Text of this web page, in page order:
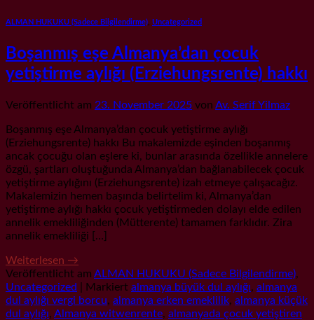
ALMAN HUKUKU (Sadece Bilgilendirme) Uncategorized
Boşanmış eşe Almanya’dan çocuk
yetiştirme aylığı (Erziehungsrente) hakkı
Veröffentlicht am 23. November 2025 von Av. Serif Yilmaz
Boşanmış eşe Almanya’dan çocuk yetiştirme aylığı
(Erziehungsrente) hakkı Bu makalemizde eşinden boşanmış
ancak çocuğu olan eşlere ki, bunlar arasında özellikle annelere
özgü, şartları oluştuğunda Almanya’dan bağlanabilecek çocuk
yetiştirme aylığını (Erziehungsrente) izah etmeye çalışacağız.
Makalemizin hemen başında belirtelim ki, Almanya’dan
yetiştirme aylığı hakkı çocuk yetiştirmeden dolayı elde edilen
annelik emekliliğinden (Mütterente) tamamen farklıdır. Zira
annelik emekliliği […]
Weiterlesen →
Veröffentlicht am ALMAN HUKUKU (Sadece Bilgilendirme),
Uncategorized
Markiert almanya büyük dul aylığı, almanya
dul aylığı vergi borcu, almanya erken emeklilik, almanya küçük
dul aylığı, Almanya witwenrente, almanyada çocuk yetiştiren